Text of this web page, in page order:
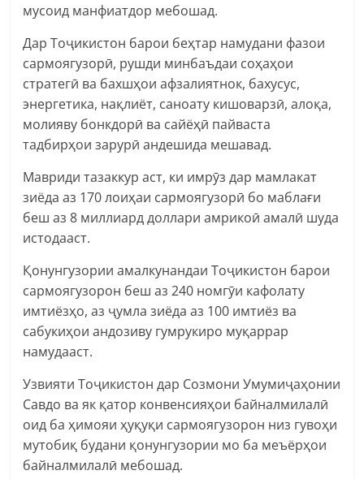
мусоид манфиатдор мебошад.
Дар Тоҷикистон барои беҳтар намудани фазои
сармоягузорӣ, рушди минбаъдаи соҳаҳои
стратегӣ ва бахшҳои афзалиятнок, бахусус,
энергетика, нақлиёт, саноату кишоварзӣ, алоқа,
молияву бонкдорӣ ва сайёҳӣ пайваста
тадбирҳои зарурӣ андешида мешавад.
Мавриди тазаккур аст, ки имрӯз дар мамлакат
зиёда аз 170 лоиҳаи сармоягузорӣ бо маблағи
беш аз 8 миллиард доллари амрикоӣ амалӣ шуда
истодааст.
Қонунгузории амалкунандаи Тоҷикистон барои
сармоягузорон беш аз 240 номгӯи кафолату
имтиёзҳо, аз ҷумла зиёда аз 100 имтиёз ва
сабукиҳои андозиву гумрукиро муқаррар
намудааст.
Узвияти Тоҷикистон дар Созмони Умумиҷаҳонии
Савдо ва як қатор конвенсияҳои байналмилалӣ
оид ба ҳимояи ҳуқуқи сармоягузорон низ гувоҳи
мутобиқ будани қонунгузории мо ба меъёрҳои
байналмилалӣ мебошад.